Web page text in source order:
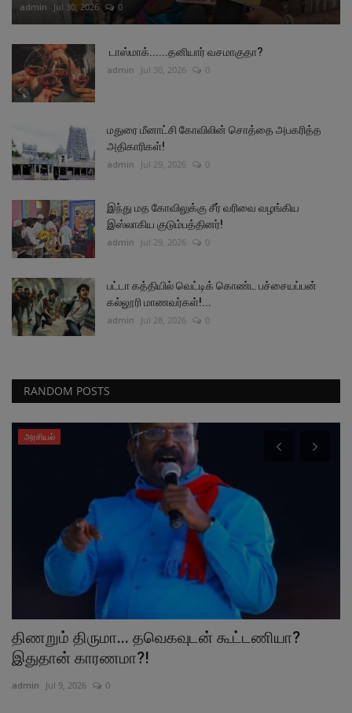
admin Jul 30, 2026 0
டாஸ்மாக்......தனியார் வசமாகுதா?
admin Jul 30, 2026 0
மதுரை மீனாட்சி கோவிலின் சொத்தை அபகரித்த
அதிகாரிகள்!
admin Jul 29, 2026 0
இந்து மத கோவிலுக்கு சீர் வரிவை வழங்கிய
இஸ்லாகிய குடும்பத்தினர்!
admin Jul 29, 2026 0
பட்டா கத்தியில் வெட்டிக் கொண்ட பச்சையப்பன்
கல்லூரி மாணவர்கள்!...
admin Jul 28, 2026 0
RANDOM POSTS
அரசியல்
திணறும் திருமா... தவெகவுடன் கூட்டணியா?
இதுதான் காரணமா?!
admin Jul 9, 2026 0